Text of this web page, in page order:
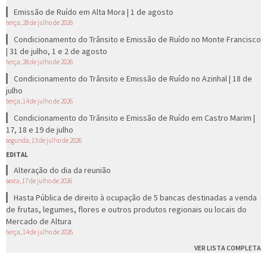
Emissão de Ruído em Alta Mora | 1 de agosto
terça, 28 de julho de 2026
Condicionamento do Trânsito e Emissão de Ruído no Monte Francisco
| 31 de julho, 1 e 2 de agosto
terça, 28 de julho de 2026
Condicionamento do Trânsito e Emissão de Ruído no Azinhal | 18 de
julho
terça, 14 de julho de 2026
Condicionamento do Trânsito e Emissão de Ruído em Castro Marim |
17, 18 e 19 de julho
segunda, 13 de julho de 2026
EDITAL
Alteração do dia da reunião
sexta, 17 de julho de 2026
Hasta Pública de direito à ocupação de 5 bancas destinadas a venda
de frutas, legumes, flores e outros produtos regionais ou locais do
Mercado de Altura
terça, 14 de julho de 2026
VER LISTA COMPLETA